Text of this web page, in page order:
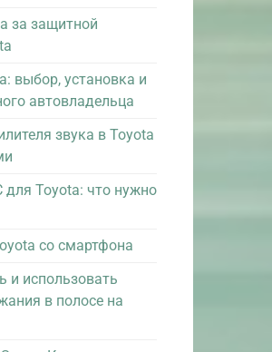
за защитной
выбор, установка и
автовладельца
звука в Toyota
Toyota: что нужно
со смартфона
и использовать
в полосе на